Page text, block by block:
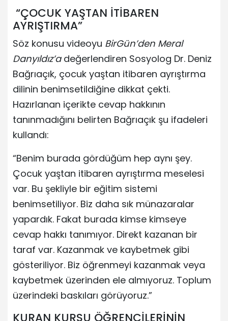
“ÇOCUK YAŞTAN İTİBAREN
AYRIŞTIRMA”
Söz konusu videoyu BirGün’den Meral
Danyıldız’adeğerlendiren Sosyolog Dr. Deniz
Bağrıaçık, çocuk yaştan itibaren ayrıştırma
dilinin benimsetildiğine dikkat çekti.
Hazırlanan içerikte cevap hakkının
tanınmadığını belirten Bağrıaçık şu ifadeleri
kullandı:
“Benim burada gördüğüm hep aynı şey.
Çocuk yaştan itibaren ayrıştırma meselesi
var. Bu şekliyle bir eğitim sistemi
benimsetiliyor. Biz daha sık münazaralar
yapardık. Fakat burada kimse kimseye
cevap hakkı tanımıyor. Direkt kazanan bir
taraf var. Kazanmak ve kaybetmek gibi
gösteriliyor. Biz öğrenmeyi kazanmak veya
kaybetmek üzerinden ele almıyoruz. Toplum
üzerindeki baskıları görüyoruz.”
KURAN KURSU ÖĞRENCİLERİNİN